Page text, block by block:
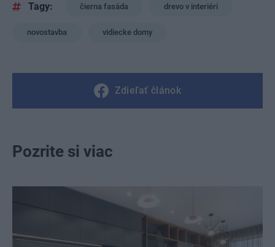
Tagy: čierna fasáda drevo v interiéri
novostavba vidiecke domy
Zdieľať článok
Pozrite si viac